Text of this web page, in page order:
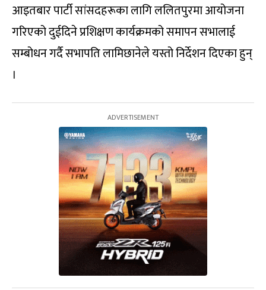
आइतबार पार्टी सांसदहरूका लागि ललितपुरमा आयोजना
गरिएको दुईदिने प्रशिक्षण कार्यक्रमको समापन सभालाई
सम्बोधन गर्दै सभापति लामिछानेले यस्तो निर्देशन दिएका हुन्
।